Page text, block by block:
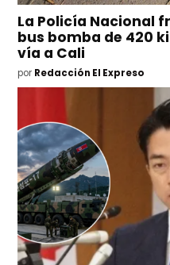
La Policía Nacional
bus bomba de 420
vía a Cali
por Redacción El Expreso